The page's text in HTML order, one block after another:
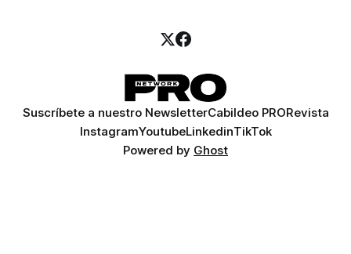
Suscríbete a nuestro NewsletterCabildeo PRORevista
InstagramYoutubeLinkedinTikTok
Powered by Ghost